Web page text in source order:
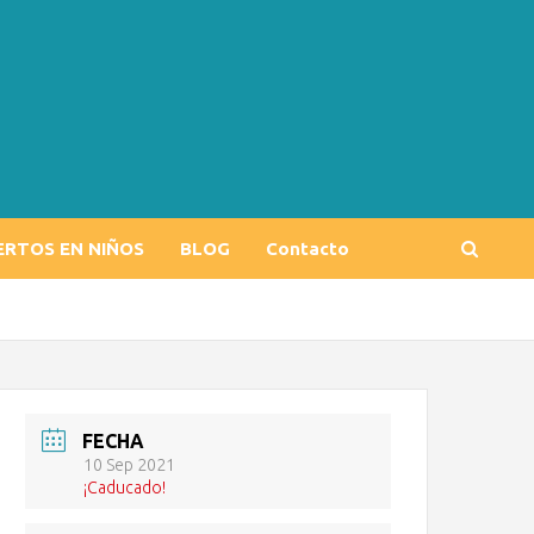
EN NIÑOS BLOG Contacto
FECHA
10 Sep 2021
¡Caducado!